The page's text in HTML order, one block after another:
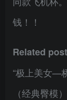
钱！！
Related
“极上美女—
（经典臀模